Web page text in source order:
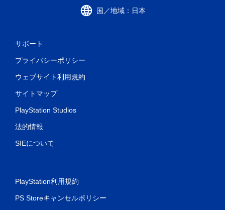
国／地域：日本
サポート
プライバシーポリシー
ウェブサイト利用規約
サイトマップ
PlayStation Studios
法的情報
SIEについて
PlayStation利用規約
PS Storeキャンセルポリシー